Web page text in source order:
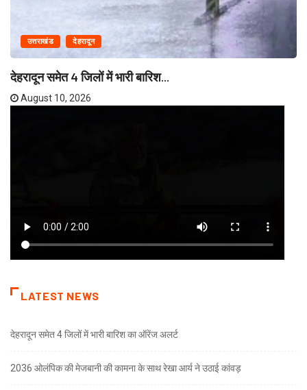
उत्तराखंड देहरादून
देहरादून समेत 4 जिलों में भारी बारिश...
August 10, 2026
LATEST NEWS
देहरादून समेत 4 जिलों में भारी बारिश का ऑरेंज अलर्ट
2036 ओलंपिक की मेजबानी की कामना के साथ रेखा आर्य ने उठाई कांवड़